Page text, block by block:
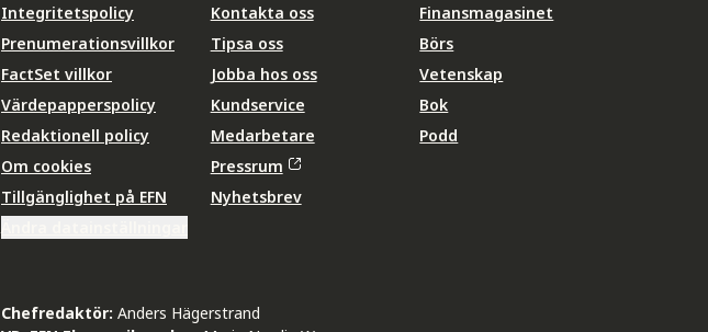
Integritetspolicy
Prenumerationsvillkor
FactSet villkor
Värdepapperspolicy
Redaktionell policy
Om cookies
Tillgänglighet på EFN
Kontakta oss
Tipsa oss
Jobba hos oss
Kundservice
Medarbetare
Pressrum
Nyhetsbrev
Finansmagasinet
Börs
Vetenskap
Bok
Podd
Chefredaktör: Anders Hägerstrand